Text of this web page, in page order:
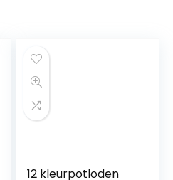
12 kleurpotloden